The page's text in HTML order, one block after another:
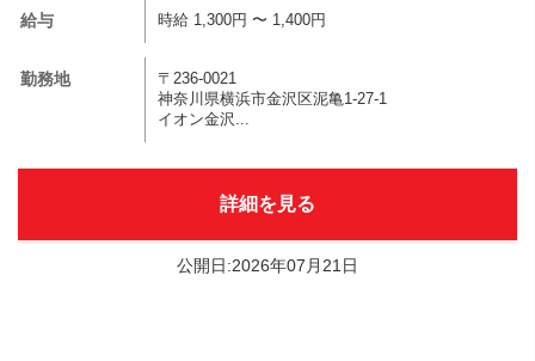
給与 時給 1,300円 〜 1,400円
勤務地
〒236-0021
神奈川県横浜市金沢区泥亀1-27-1
イオン金沢...
詳細を見る
公開日:2026年07月21日